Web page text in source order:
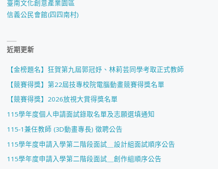
臺南文化創意產業園區
信義公民會館(四四南村)
近期更新
【金榜題名】狂賀第九屆郭冠妤、林莉芸同學考取正式教師
【競賽得獎】第22屆技專校院電腦動畫競賽得獎名單
【競賽得獎】2026放視大賞得獎名單
115學年度個人申請面試錄取名單及志願選填通知
115-1兼任教師 (3D動畫專長) 徵聘公告
115學年度申請入學第二階段面試＿設計組面試順序公告
115學年度申請入學第二階段面試＿創作組順序公告